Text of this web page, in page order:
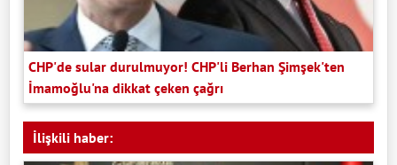
CHP'de sular durulmuyor! CHP'li Berhan Şimşek'ten
İmamoğlu'na dikkat çeken çağrı
İlişkili haber: